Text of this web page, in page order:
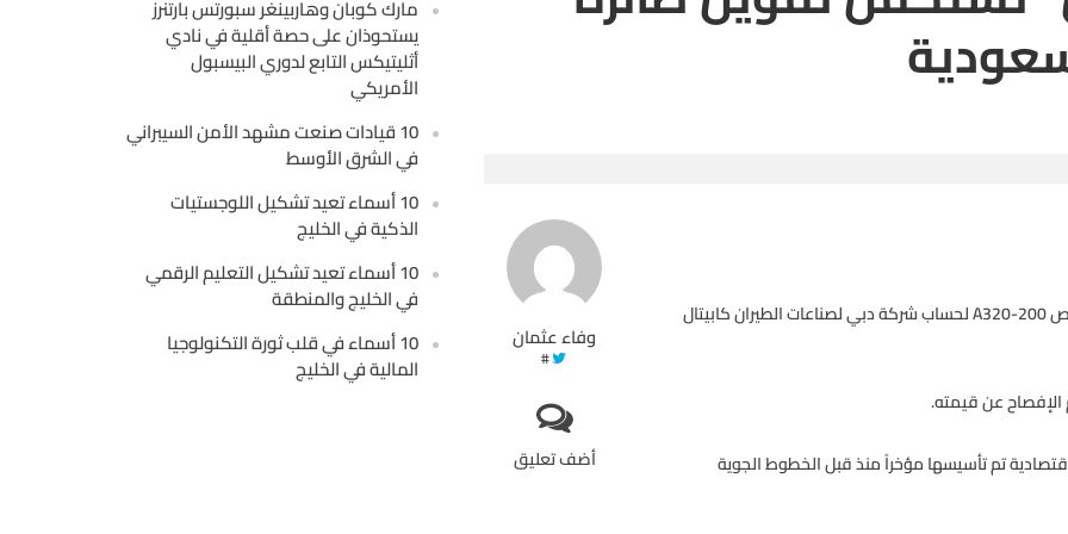
مارك كوبان وهاربينغر سبورتس بارتنرز
يستحوذان على حصة أقلية في نادي
أثليتيكس التابع لدوري البيسبول
الأمريكي
10 قيادات صنعت مشهد الأمن السيبراني
في الشرق الأوسط
10 أسماء تعيد تشكيل اللوجستيات
الذكية في الخليج
10 أسماء تعيد تشكيل التعليم الرقمي
في الخليج والمنطقة
10 أسماء في قلب ثورة التكنولوجيا
المالية في الخليج
وفاء عثمان
#
أضف تعليق
قال بنك ABC ومقره البحرين، أنه أتم إغلاق عملية تمويل طائرة ايرباص A320-200 لحساب شركة دبي لصناعات الطيران كابيتال
الإفصاح عن قيمته.
تم تأسيسها مؤخراً منذ قبل الخطوط الجوية